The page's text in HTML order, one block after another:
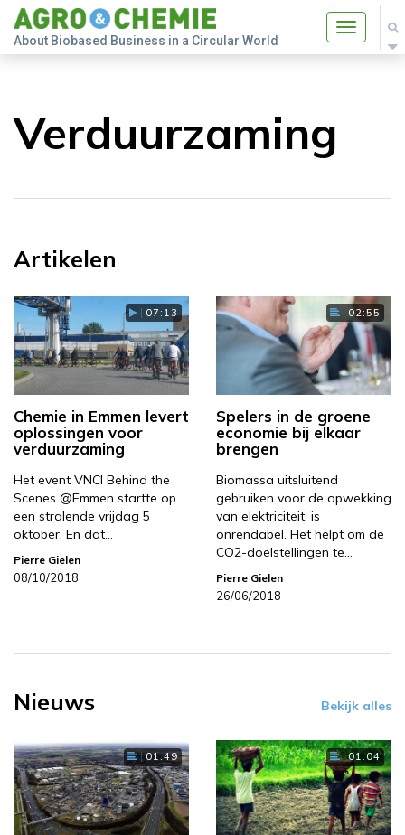
Toggle
About Biobased Business in a Circular World
Verduurzaming
Artikelen
07:13
Chemie in Emmen levert
oplossingen voor
verduurzaming
Het event VNCI Behind the
Scenes @Emmen startte op
een stralende vrijdag 5
oktober. En dat…
Pierre Gielen
08/10/2018
02:55
Spelers in de groene
economie bij elkaar
brengen
Biomassa uitsluitend
gebruiken voor de opwekking
van elektriciteit, is
onrendabel. Het helpt om de
CO2-doelstellingen te…
Pierre Gielen
26/06/2018
Nieuws Bekijk alles
01:49 01:04